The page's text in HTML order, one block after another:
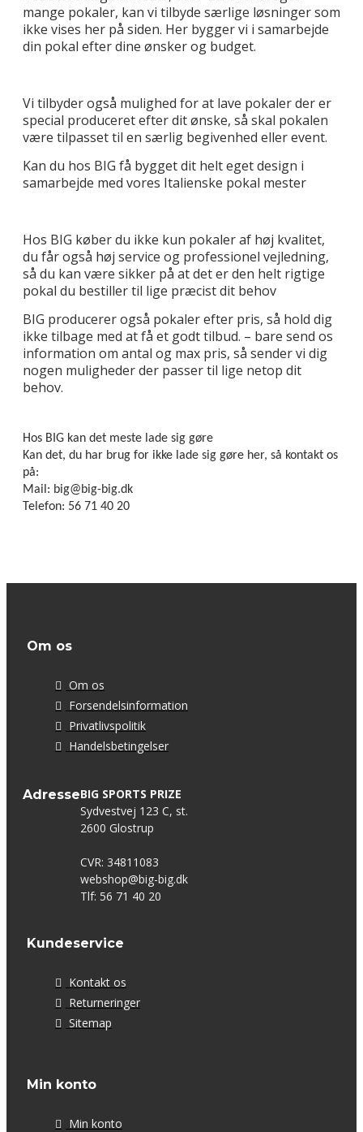
mange pokaler, kan vi tilbyde særlige løsninger som
ikke vises her på siden. Her bygger vi i samarbejde
din pokal efter dine ønsker og budget.
Vi tilbyder også mulighed for at lave pokaler der er
special produceret efter dit ønske, så skal pokalen
være tilpasset til en særlig begivenhed eller event.
Kan du hos BIG få bygget dit helt eget design i
samarbejde med vores Italienske pokal mester
Hos BIG køber du ikke kun pokaler af høj kvalitet,
du får også høj service og professionel vejledning,
så du kan være sikker på at det er den helt rigtige
pokal du bestiller til lige præcist dit behov
BIG producerer også pokaler efter pris, så hold dig
ikke tilbage med at få et godt tilbud. – bare send os
information om antal og max pris, så sender vi dig
nogen muligheder der passer til lige netop dit
behov.
Hos BIG kan det meste lade sig gøre
Kan det, du har brug for ikke lade sig gøre her, så kontakt os
på:
Mail: big@big-big.dk
Telefon: 56 71 40 20
Om os
Om os
Forsendelsinformation
Privatlivspolitik
Handelsbetingelser
AdresseBIG SPORTS PRIZE
Sydvestvej 123 C, st.
2600 Glostrup
CVR: 34811083
webshop@big-big.dk
Tlf: 56 71 40 20
Kundeservice
Kontakt os
Returneringer
Sitemap
Min konto
Min konto